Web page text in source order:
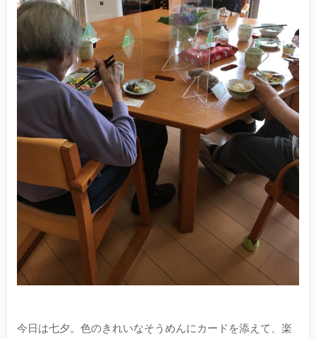
今日は七夕。色のきれいなそうめんにカードを添えて、楽